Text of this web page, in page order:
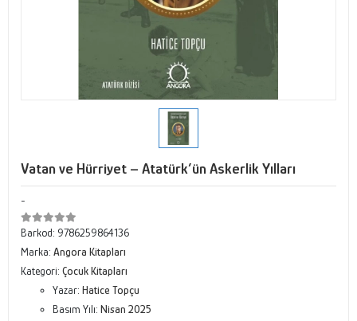
Vatan ve Hürriyet – Atatürk’ün Askerlik Yılları
-
Barkod: 9786259864136
Marka: Angora Kitapları
Kategori: Çocuk Kitapları
Yazar: Hatice Topçu
Basım Yılı: Nisan 2025